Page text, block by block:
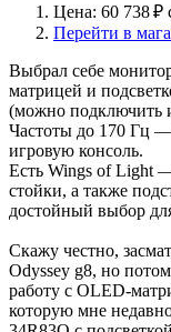
Цена: 60 738 ₽
Перейти в
Выбрал себе
матрицей и
(можно подключить
Частоты до 170 Гц
игровую консоль.
Есть Wings of Light
стойки, а также
достойный выбор
Скажу честно,
Odyssey g8, но
работу с OLED-
которую мне